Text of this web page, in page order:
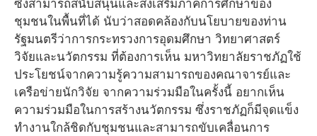
ซึ่งสามารถสนับสนุนและส่งเสริมภาคการศึกษาของ
ชุมชนในพื้นที่ได้ นับว่าสอดคล้องกับนโยบายของท่าน
รัฐมนตรีว่าการกระทรวงการอุดมศึกษา วิทยาศาสตร์
วิจัยและนวัตกรรม ที่ต้องการเห็น มหาวิทยาลัยราชภัฏใช้
ประโยชน์จากความรู้ความสามารถของคณาจารย์และ
เครือข่ายนักวิจัย จากความร่วมมือในครั้งนี้ อยากเห็น
ความร่วมมือในการสร้างนวัตกรรม ซึ่งราชภัฏก็มีจุดแข็ง
ทำงานใกล้ชิดกับชุมชนและสามารถขับเคลื่อนการ